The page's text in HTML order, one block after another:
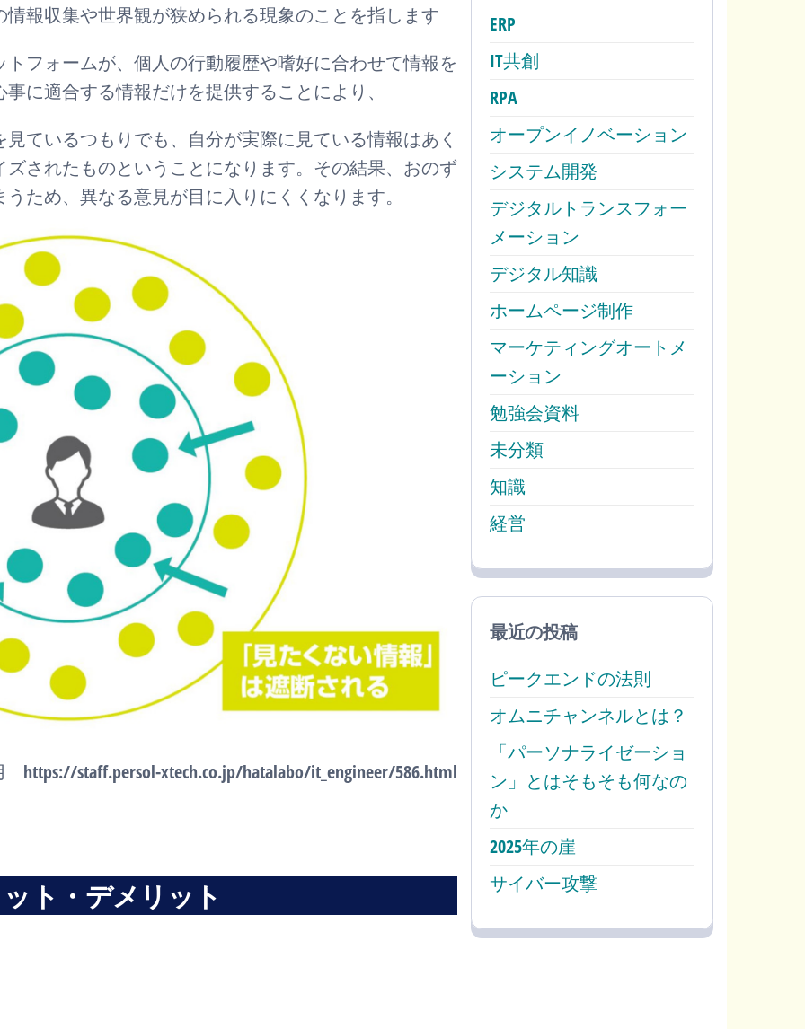
報収集や世界観が狭められる現象のことを指します
フォームが、個人の行動履歴や嗜好に合わせて情報を
に適合する情報だけを提供することにより、
ているつもりでも、自分が実際に見ている情報はあく
されたものということになります。その結果、おのず
ため、異なる意見が目に入りにくくなります。
https://staff.persol-xtech.co.jp/hatalabo/it_engineer/586.html
ト・デメリット
ERP
IT共創
RPA
オープンイノベーション
システム開発
デジタルトランスフォー
メーション
デジタル知識
ホームページ制作
マーケティングオートメ
ーション
勉強会資料
未分類
知識
経営
最近の投稿
ピークエンドの法則
オムニチャンネルとは？
「パーソナライゼーショ
ン」とはそもそも何なの
か
2025年の崖
サイバー攻撃